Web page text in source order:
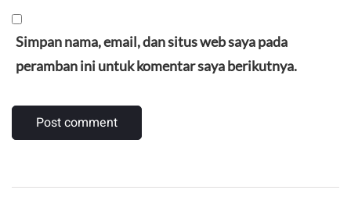
Simpan nama, email, dan situs web saya pada
peramban ini untuk komentar saya berikutnya.